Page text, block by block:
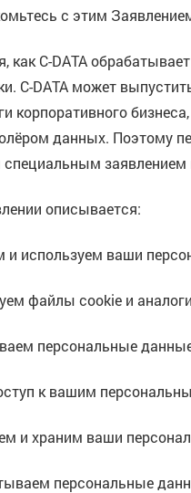
с этим
как C-DATA
C-DATA может
корпоративного
данных. Поэтому
описывается:
и используем ваши
файлы cookie и
персональные
к вашим
и храним ваши
персональные